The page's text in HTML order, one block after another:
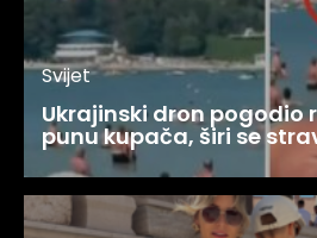
Svijet
Ukrajinski dron pogodio
punu kupača, širi se